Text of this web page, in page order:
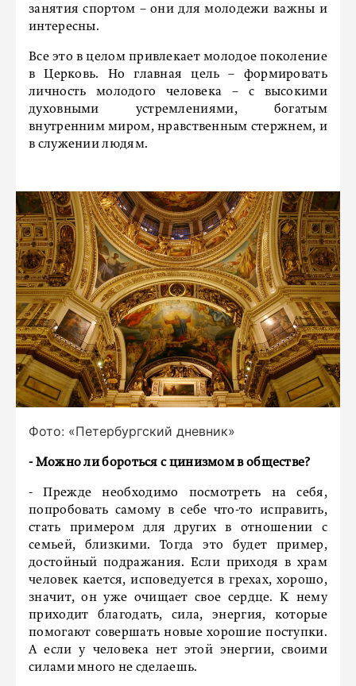
занятия спортом – они для молодежи важны и
интересны.
Все это в целом привлекает молодое поколение
в Церковь. Но главная цель – формировать
личность молодого человека – с высокими
духовными устремлениями, богатым
внутренним миром, нравственным стержнем, и
в служении людям.
Фото: «Петербургский дневник»
- Можно ли бороться с цинизмом в обществе?
- Прежде необходимо посмотреть на себя,
попробовать самому в себе что-то исправить,
стать примером для других в отношении с
семьей, близкими. Тогда это будет пример,
достойный подражания. Если приходя в храм
человек кается, исповедуется в грехах, хорошо,
значит, он уже очищает свое сердце. К нему
приходит благодать, сила, энергия, которые
помогают совершать новые хорошие поступки.
А если у человека нет этой энергии, своими
силами много не сделаешь.